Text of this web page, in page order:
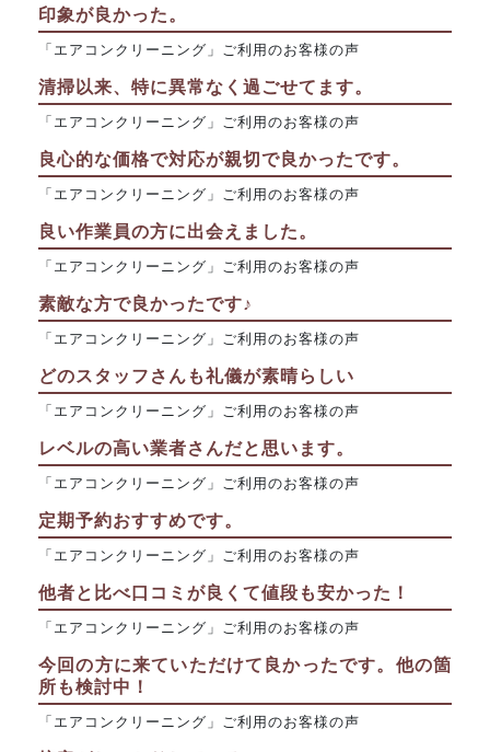
印象が良かった。
「エアコンクリーニング」ご利用のお客様の声
清掃以来、特に異常なく過ごせてます。
「エアコンクリーニング」ご利用のお客様の声
良心的な価格で対応が親切で良かったです。
「エアコンクリーニング」ご利用のお客様の声
良い作業員の方に出会えました。
「エアコンクリーニング」ご利用のお客様の声
素敵な方で良かったです♪
「エアコンクリーニング」ご利用のお客様の声
どのスタッフさんも礼儀が素晴らしい
「エアコンクリーニング」ご利用のお客様の声
レベルの高い業者さんだと思います。
「エアコンクリーニング」ご利用のお客様の声
定期予約おすすめです。
「エアコンクリーニング」ご利用のお客様の声
他者と比べ口コミが良くて値段も安かった！
「エアコンクリーニング」ご利用のお客様の声
今回の方に来ていただけて良かったです。他の箇
所も検討中！
「エアコンクリーニング」ご利用のお客様の声